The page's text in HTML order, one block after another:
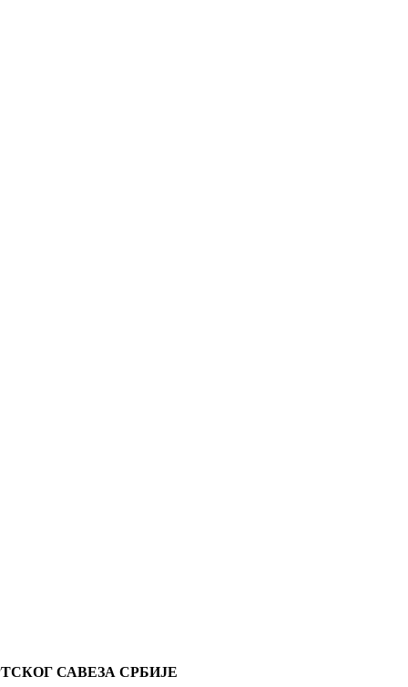
САВЕЗА СРБИЈЕ